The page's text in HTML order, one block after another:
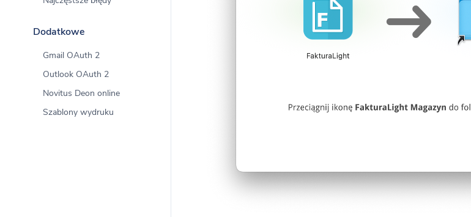
Dodatkowe
Gmail OAuth 2
Outlook OAuth 2
Novitus Deon online
Szablony wydruku